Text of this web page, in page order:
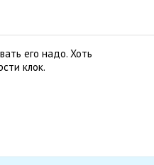
его надо. Хоть
клок.